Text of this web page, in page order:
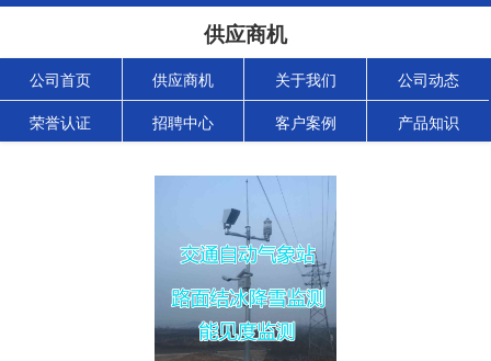
供应商机
公司首页 供应商机 关于我们 公司动态
荣誉认证 招聘中心 客户案例 产品知识